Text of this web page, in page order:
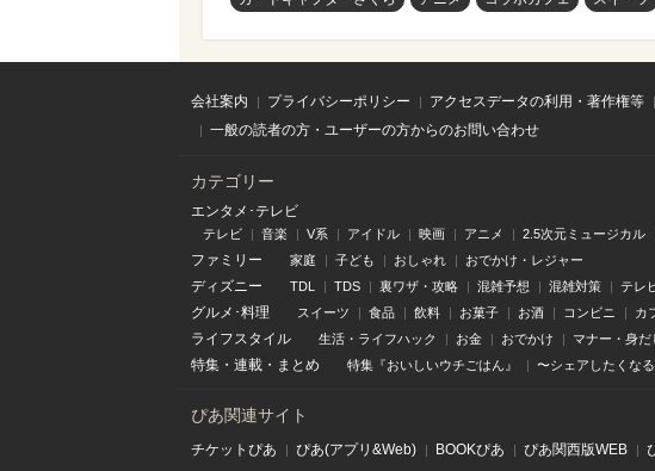
会社案内 プライバシーポリシー アクセスデータの利用・著作権等
一般の読者の方・ユーザーの方からのお問い合わせ
カテゴリー
エンタメ･テレビ
テレビ 音楽 V系 アイドル 映画 アニメ 2.5次元ミュージカル
ファミリー 家庭 子ども おしゃれ おでかけ・レジャー
ディズニー TDL TDS 裏ワザ・攻略 混雑予想 混雑対策 テレ
グルメ･料理 スイーツ 食品 飲料 お菓子 お酒 コンビニ カ
ライフスタイル 生活・ライフハック お金 おでかけ マナー・身だ
特集 ・ 連載 ・ まとめ 特集『おいしいウチごはん』 〜シェアしたくな
ぴあ関連サイト
チケットぴあ ぴあ(アプリ&Web) BOOKぴあ ぴあ関⻄版WEB